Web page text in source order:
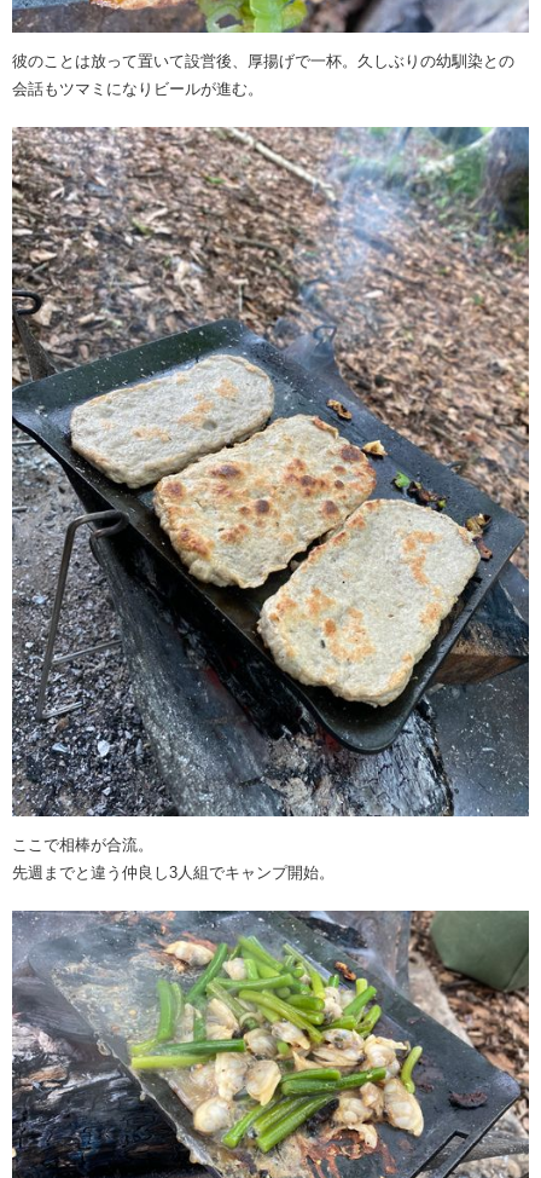
彼のことは放って置いて設営後、厚揚げで一杯。久しぶりの幼馴染との
会話もツマミになりビールが進む。
ここで相棒が合流。
先週までと違う仲良し3人組でキャンプ開始。